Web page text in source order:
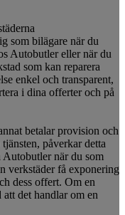
som bilägare när du
Autobutler eller när du
som kan reparera
enkel och transparent,
i dina offerter och på
betalar provision och
påverkar detta
Autobutler när du som
verkstäder få exponering
dess offert. Om en
det handlar om en